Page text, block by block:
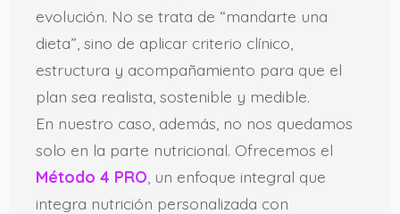
evolución. No se trata de “mandarte una
dieta”, sino de aplicar criterio clínico,
estructura y acompañamiento para que el
plan sea realista, sostenible y medible.
En nuestro caso, además, no nos quedamos
solo en la parte nutricional. Ofrecemos el
Método 4 PRO , un enfoque integral que
integra nutrición personalizada con